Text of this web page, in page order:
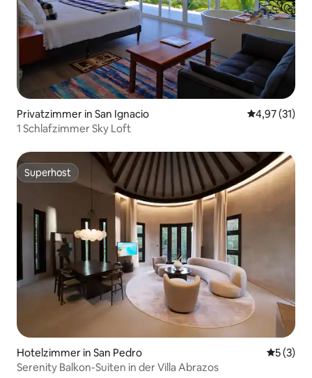
Privatzimmer in San Ignacio
4,97 (31)
1 Schlafzimmer Sky Loft
Superhost
Superhost
Hotelzimmer in San Pedro
5 (3)
Serenity Balkon-Suiten in der Villa Abrazos